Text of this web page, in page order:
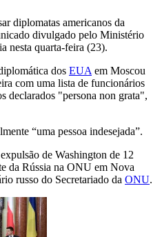
diplomatas americanos da
divulgado pelo Ministério
nesta quarta-feira (23).
dos EUA em Moscou
com uma lista de funcionários
declarados "persona non grata",
“uma pessoa indesejada”.
de Washington de 12
da Rússia na ONU em Nova
russo do Secretariado da ONU.